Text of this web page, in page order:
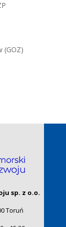
(GOZ)
sp. z o.o.
Toruń